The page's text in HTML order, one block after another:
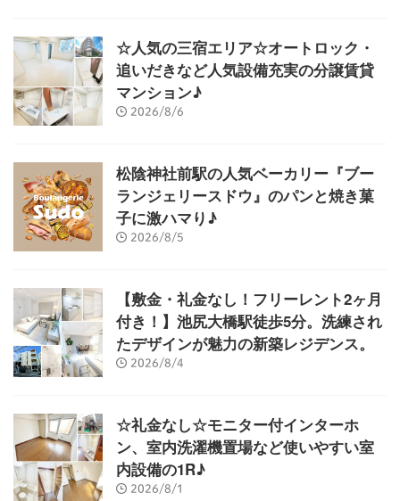
☆人気の三宿エリア☆オートロック・
追いだきなど人気設備充実の分譲賃貸
マンション♪
2026/8/6
松陰神社前駅の人気ベーカリー『ブー
ランジェリースドウ』のパンと焼き菓
子に激ハマり♪
2026/8/5
【敷金・礼金なし！フリーレント2ヶ月
付き！】池尻大橋駅徒歩5分。洗練され
たデザインが魅力の新築レジデンス。
2026/8/4
☆礼金なし☆モニター付インターホ
ン、室内洗濯機置場など使いやすい室
内設備の1R♪
2026/8/1